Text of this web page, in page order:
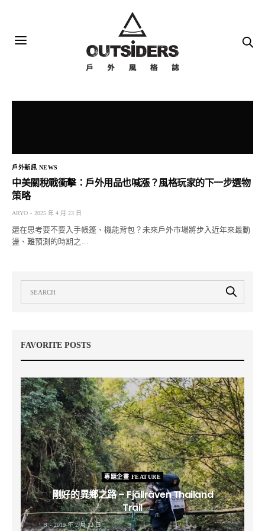
戶外新訊 NEWS
中美關稅戰衝擊：戶外用品也喊漲？風格玩家的下一步選物
策略
ARYO 2025 年 4 月 23 日
還在思考要不要入手帳篷、機能背包？未來戶外市場將步入近年來最動
盪、難預測的時期之…
FAVORITE POSTS
專題企畫 FEATURE
剛好的異鄉之路 – Fjällräven Thailand
Trail
B 2019 年 2 月 12 日